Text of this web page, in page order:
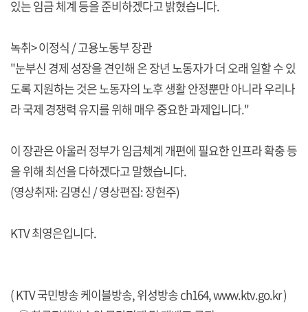
있는 임금 체계 등을 준비하겠다고 밝혔습니다.
녹취> 이정식 / 고용노동부 장관
"눈부신 경제 성장을 견인해 온 장년 노동자가 더 오래 일할 수 있
도록 지원하는 것은 노동자의 노후 생활 안정뿐만 아니라 우리나
라 국제 경쟁력 유지를 위해 매우 중요한 과제입니다."
이 장관은 아울러 정부가 임금체계 개편에 필요한 인프라 확충 등
을 위해 최선을 다하겠다고 말했습니다.
(영상취재: 김명신 / 영상편집: 장현주)
KTV 최영은입니다.
( KTV 국민방송 케이블방송, 위성방송 ch164,www.ktv.go.kr)